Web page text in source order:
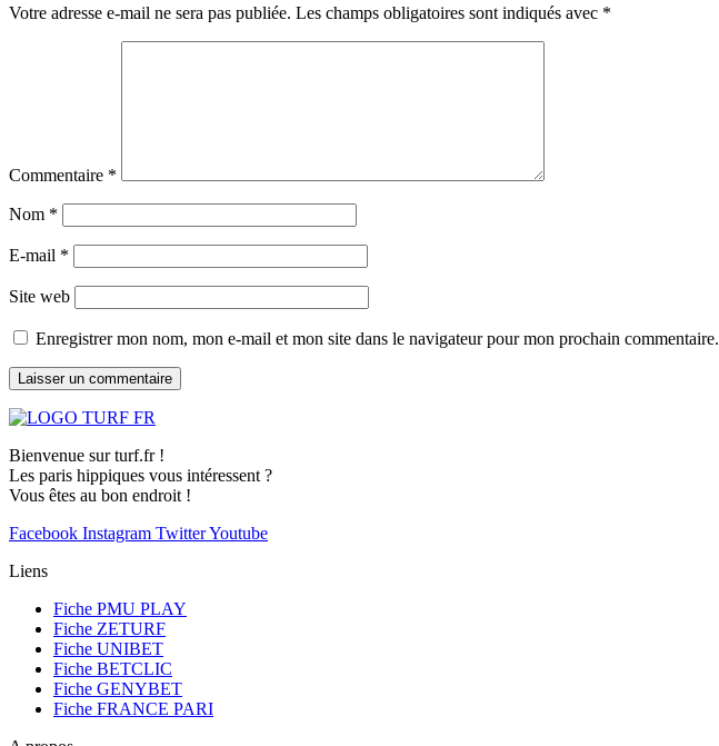
Votre adresse e-mail ne sera pas publiée. Les champs obligatoires sont indiqués avec *
Commentaire *
Nom *
E-mail *
Site web
Enregistrer mon nom, mon e-mail et mon site dans le navigateur pour mon prochain commentaire.
Bienvenue sur turf.fr !
Les paris hippiques vous intéressent ?
Vous êtes au bon endroit !
Facebook Instagram TwitterYoutube
Liens
Fiche PMU PLAY
Fiche ZETURF
Fiche UNIBET
Fiche BETCLIC
Fiche GENYBET
Fiche FRANCE PARI